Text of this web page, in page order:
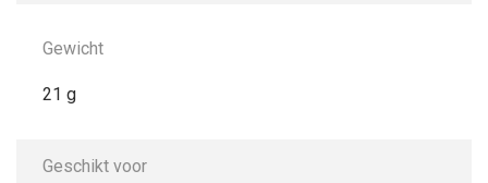
Gewicht
21 g
Geschikt voor